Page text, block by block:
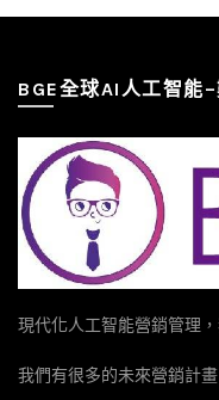
BGE全球AI人工智能
現代化人工智能營銷管理
我們有很多的未來營銷計